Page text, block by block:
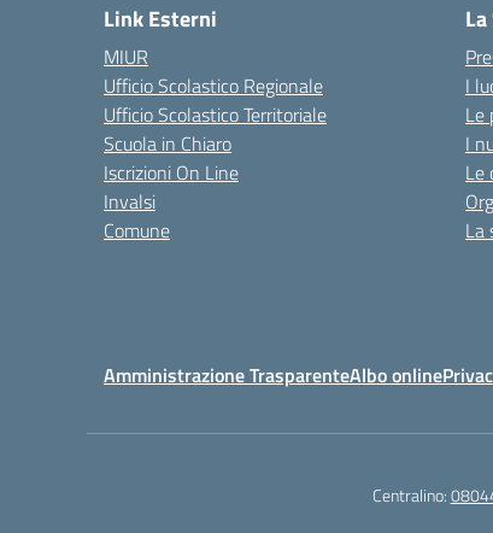
Link Esterni
MIUR
Ufficio Scolastico Regionale
Ufficio Scolastico Territoriale
Scuola in Chiaro
Iscrizioni On Line
Invalsi
Comune
I
Le
I
Le
La
Amministrazione TrasparenteAlbo online
Centralino: